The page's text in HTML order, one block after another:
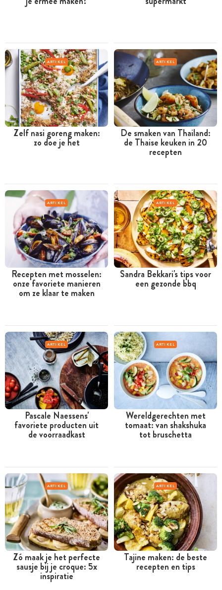
ARTIKEL
Zelf nasi goreng maken:
zo doe je het
ARTIKEL
De smaken van Thailand:
de Thaise keuken in 20
recepten
ARTIKEL
Recepten met mosselen:
onze favoriete manieren
om ze klaar te maken
ARTIKEL
Sandra Bekkari's tips voor
een gezonde bbq
ARTIKEL
Pascale Naessens'
favoriete producten uit
de voorraadkast
ARTIKEL
Wereldgerechten met
tomaat: van shakshuka
tot bruschetta
ARTIKEL
Zó maak je het perfecte
sausje bij je croque: 5x
inspiratie
ARTIKEL
Tajine maken: de beste
recepten en tips